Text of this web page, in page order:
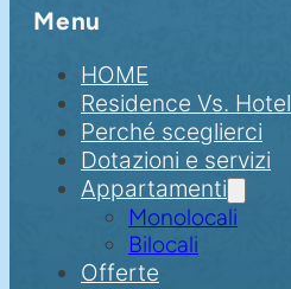
Menu
HOME
Residence Vs. Hotel
Perché sceglierci
Dotazioni e servizi
Appartamenti
Monolocali
Bilocali
Offerte